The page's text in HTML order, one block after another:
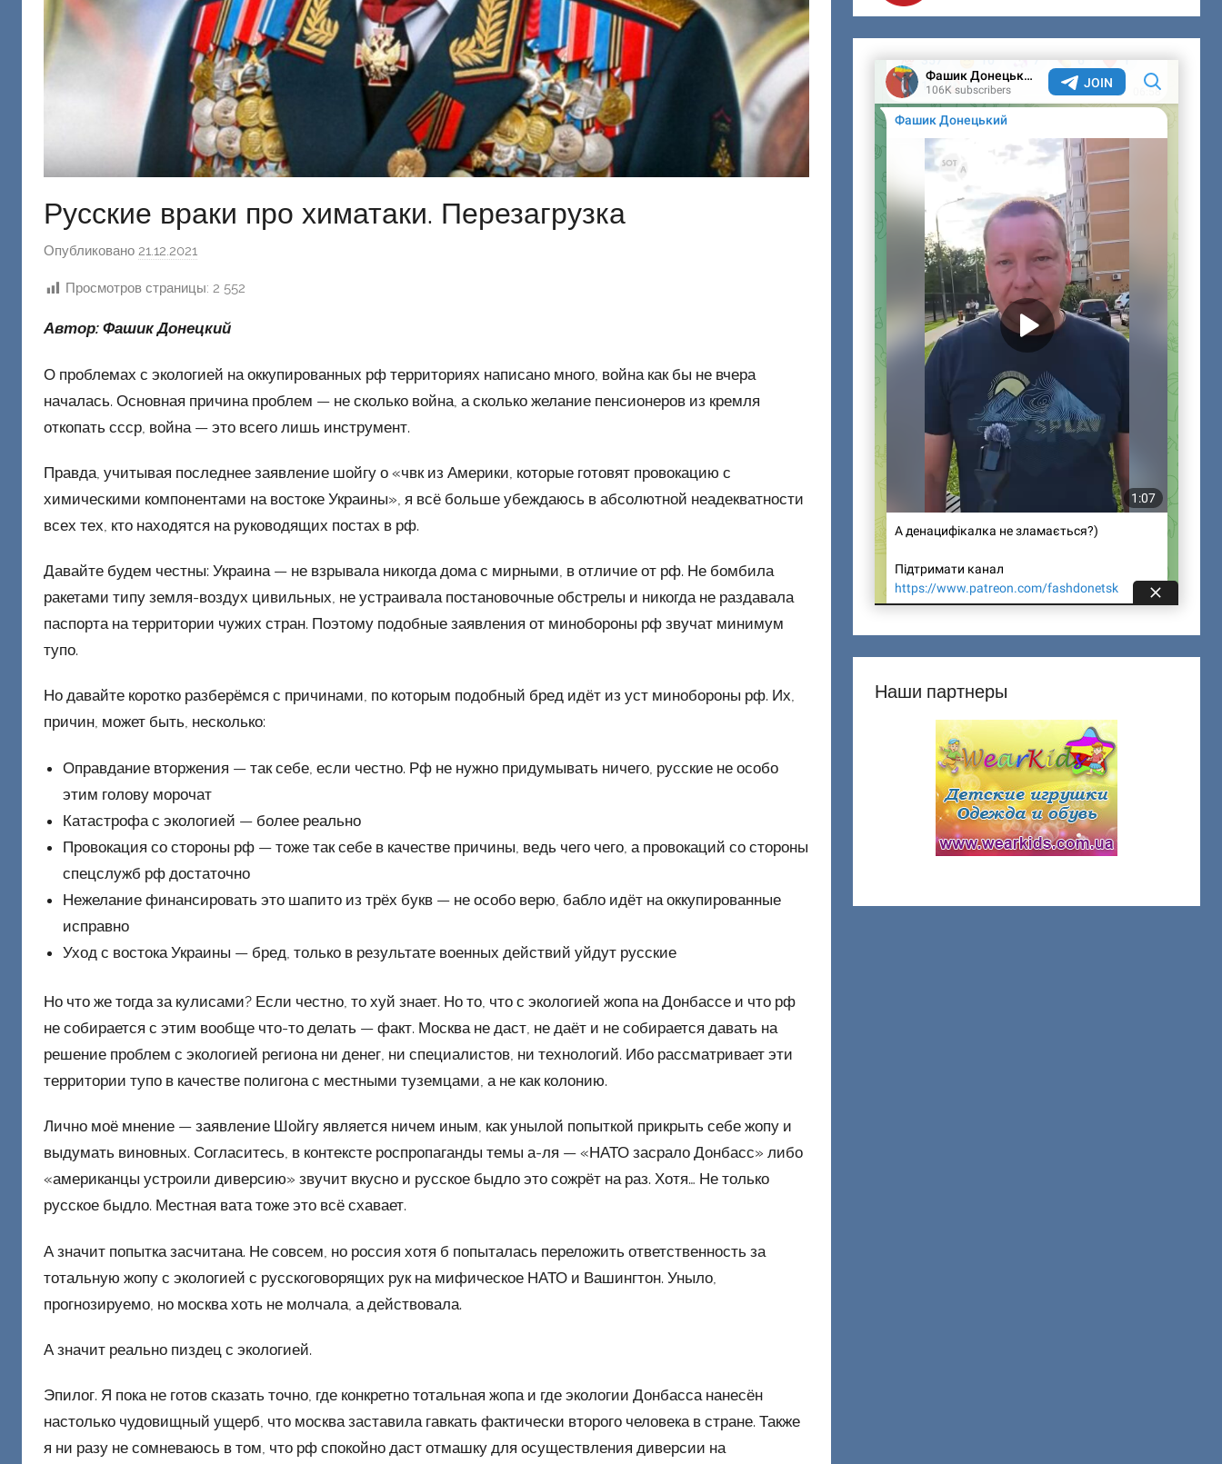
Русские враки про химатаки. Перезагрузка
Опубликовано 21.12.2021
о
о
Д
е
ц
й
Просмотров страницы: 2 552
Автор: Фашик Донецкий
О проблемах с экологией на оккупированных рф территориях написано много, война как бы не вчера
началась. Основная причина проблем — не сколько война, а сколько желание пенсионеров из кремля
откопать ссср, война — это всего лишь инструмент.
Правда, учитывая последнее заявление шойгу о «чвк из Америки, которые готовят провокацию с
химическими компонентами на востоке Украины», я всё больше убеждаюсь в абсолютной неадекватности
всех тех, кто находятся на руководящих постах в рф.
Давайте будем честны: Украина — не взрывала никогда дома с мирными, в отличие от рф. Не бомбила
ракетами типу земля-воздух цивильных, не устраивала постановочные обстрелы и никогда не раздавала
паспорта на территории чужих стран. Поэтому подобные заявления от минобороны рф звучат минимум
тупо.
Но давайте коротко разберёмся с причинами, по которым подобный бред идёт из уст минобороны рф. Их,
причин, может быть, несколько:
Оправдание вторжения — так себе, если честно. Рф не нужно придумывать ничего, русские не особо
этим голову морочат
Катастрофа с экологией — более реально
Провокация со стороны рф — тоже так себе в качестве причины, ведь чего чего, а провокаций со стороны
спецслужб рф достаточно
Нежелание финансировать это шапито из трёх букв — не особо верю, бабло идёт на оккупированные
исправно
Уход с востока Украины — бред, только в результате военных действий уйдут русские
Но что же тогда за кулисами? Если честно, то хуй знает. Но то, что с экологией жопа на Донбассе и что рф
не собирается с этим вообще что-то делать — факт. Москва не даст, не даёт и не собирается давать на
решение проблем с экологией региона ни денег, ни специалистов, ни технологий. Ибо рассматривает эти
территории тупо в качестве полигона с местными туземцами, а не как колонию.
Лично моё мнение — заявление Шойгу является ничем иным, как унылой попыткой прикрыть себе жопу и
выдумать виновных. Согласитесь, в контексте роспропаганды темы а-ля — «НАТО засрало Донбасс» либо
«американцы устроили диверсию» звучит вкусно и русское быдло это сожрёт на раз. Хотя… Не только
русское быдло. Местная вата тоже это всё схавает.
А значит попытка засчитана. Не совсем, но россия хотя б попыталась переложить ответственность за
тотальную жопу с экологией с русскоговорящих рук на мифическое НАТО и Вашингтон. Уныло,
прогнозируемо, но москва хоть не молчала, а действовала.
А значит реально пиздец с экологией.
Эпилог. Я пока не готов сказать точно, где конкретно тотальная жопа и где экологии Донбасса нанесён
настолько чудовищный ущерб, что москва заставила гавкать фактически второго человека в стране. Также
я ни разу не сомневаюсь в том, что рф спокойно даст отмашку для осуществления диверсии на
Наши партнеры